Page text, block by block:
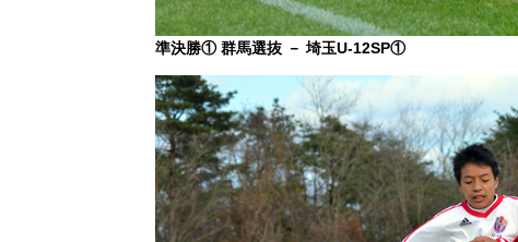
準決勝① 群馬選抜 － 埼玉U-12SP①